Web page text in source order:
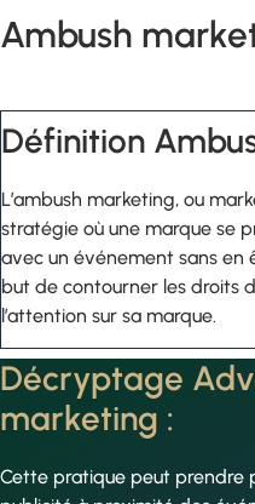
Ambush
Définition
L’ambush marketing, ou
stratégie où une marque se
avec un événement sans en
but de contourner les droits
l’attention sur sa marque.
Décryptage
marketing :
Cette pratique peut prendre